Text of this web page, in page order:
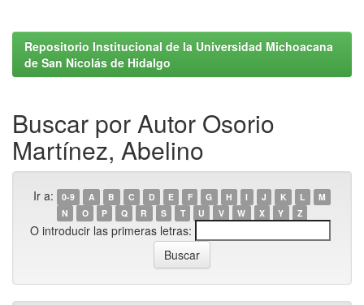
Repositorio Institucional de la Universidad Michoacana
de San Nicolás de Hidalgo
Buscar por Autor Osorio
Martínez, Abelino
Ir a: 0-9 A B C D E F G H I J K L
M
N
O P Q R S T U V W X Y Z
O introducir las primeras letras: